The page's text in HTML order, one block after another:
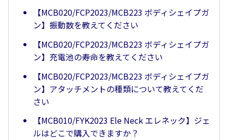
【MCB020/FCP2023/MCB223 ボディシェイプガ
ン】振動数を教えてください
【MCB020/FCP2023/MCB223 ボディシェイプガ
ン】充電池の寿命を教えてください
【MCB020/FCP2023/MCB223 ボディシェイプガ
ン】アタッチメントの種類について教えてくだ
さい
【MCB010/FYK2023 Ele Neck エレネック】ジェ
ルはどこで購入できますか？